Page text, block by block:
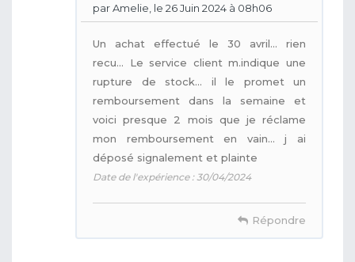
par Amelie, le 26 Juin 2024 à 08h06
Un achat effectué le 30 avril... rien
recu... Le service client m.indique une
rupture de stock... il le promet un
remboursement dans la semaine et
voici presque 2 mois que je réclame
mon remboursement en vain... j ai
déposé signalement et plainte
Date de l'expérience : 30/04/2024
Répondre